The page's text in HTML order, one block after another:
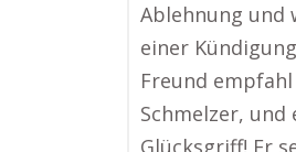
Ablehnung und
einer
Freund
Schmelzer,
Glücksgriff! Er